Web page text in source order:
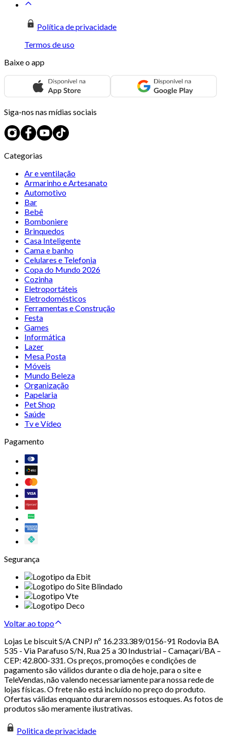
Política de privacidade
Termos de uso
Baixe o app
Siga-nos nas mídias sociais
Categorias
Ar e ventilação
Armarinho e Artesanato
Automotivo
Bar
Bebê
Bomboniere
Brinquedos
Casa Inteligente
Cama e banho
Celulares e Telefonia
Copa do Mundo 2026
Cozinha
Eletroportáteis
Eletrodomésticos
Ferramentas e Construção
Festa
Games
Informática
Lazer
Mesa Posta
Móveis
Mundo Beleza
Organização
Papelaria
Pet Shop
Saúde
Tv e Vídeo
Pagamento
Segurança
Voltar ao topo
Lojas Le biscuit S/A CNPJ nº 16.233.389/0156-91 Rodovia BA
535 - Via Parafuso S/N, Rua 25 a 30 Industrial – Camaçari/BA –
CEP: 42.800-331. Os preços, promoções e condições de
pagamento são válidos durante o dia de hoje, para o site e
TeleVendas, não valendo necessariamente para nossa rede de
lojas físicas. O frete não está incluído no preço do produto.
Ofertas válidas enquanto durarem nossos estoques. As fotos de
produtos são meramente ilustrativas.
Politica de privacidade